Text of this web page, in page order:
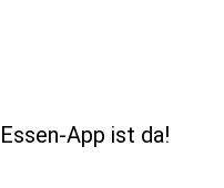
App ist da!